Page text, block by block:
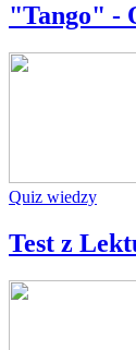
"Tango" -
Quiz wiedzy
Test z